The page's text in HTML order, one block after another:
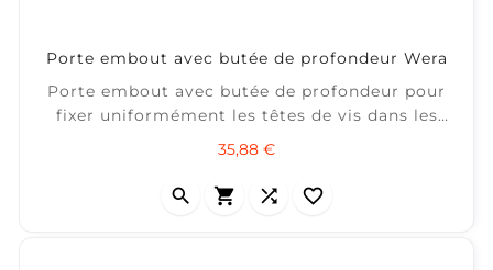
Porte embout avec butée de profondeur Wera
Porte embout avec butée de profondeur pour
fixer uniformément les têtes de vis dans les
lames de terrasses avec butée de profondeur
réglable (feutres protection compris)
35,88 €Prix
   